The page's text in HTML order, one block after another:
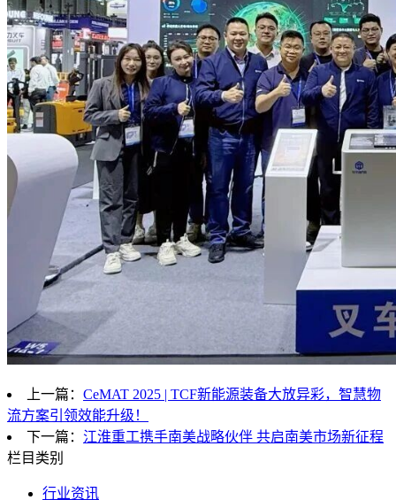
上一篇： CeMAT 2025 | TCF新能源装备大放异彩，智慧物
流方案引领效能升级！
下一篇： 江淮重工携手南美战略伙伴 共启南美市场新征程
栏目类别
行业资讯